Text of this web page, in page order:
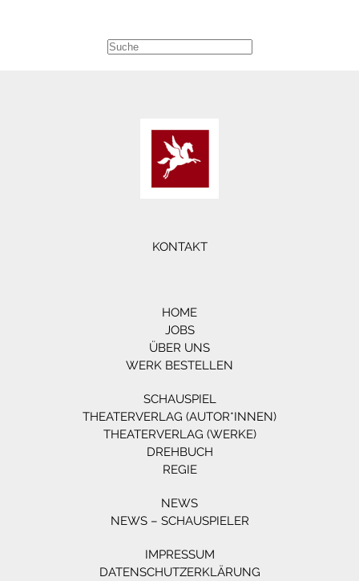
KONTAKT
HOME
JOBS
ÜBER UNS
WERK BESTELLEN
SCHAUSPIEL
THEATERVERLAG (AUTOR*INNEN)
THEATERVERLAG (WERKE)
DREHBUCH
REGIE
NEWS
NEWS – SCHAUSPIELER
IMPRESSUM
DATENSCHUTZERKLÄRUNG